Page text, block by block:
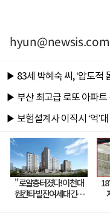
hyun@newsis.com